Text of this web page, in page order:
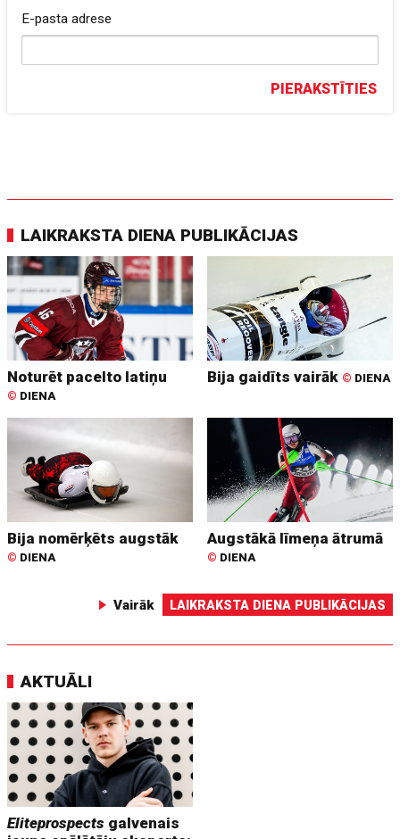
E-pasta adrese
PIERAKSTĪTIES
LAIKRAKSTA DIENA PUBLIKĀCIJAS
Noturēt pacelto latiņu
© DIENA
Bija gaidīts vairāk © DIENA
Bija nomērķēts augstāk
© DIENA
Augstākā līmeņa ātrumā
© DIENA
Vairāk LAIKRAKSTA DIENA PUBLIKĀCIJAS
AKTUĀLI
Eliteprospects galvenais